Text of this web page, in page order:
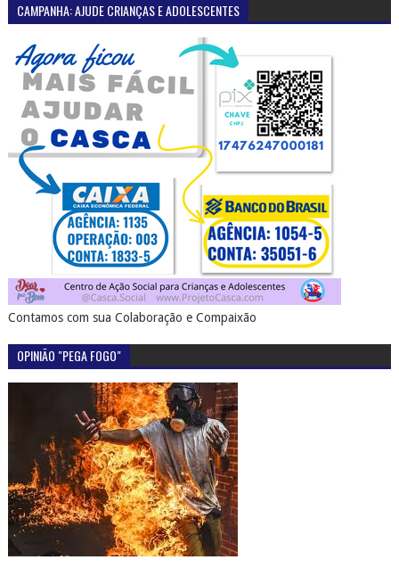
CAMPANHA: AJUDE CRIANÇAS E ADOLESCENTES
Contamos com sua Colaboração e Compaixão
OPINIÃO "PEGA FOGO"